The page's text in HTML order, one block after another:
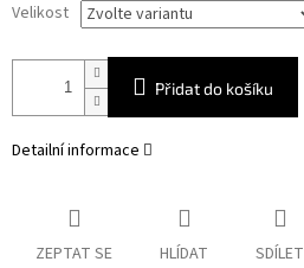
Velikost
Přidat do košíku
Detailní informace
ZEPTAT SE HLÍDAT SDÍLET